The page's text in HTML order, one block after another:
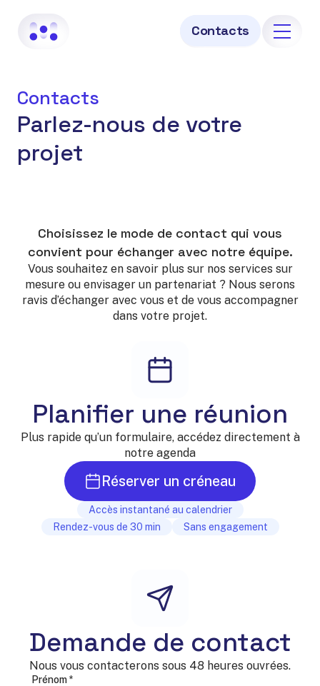
Contacts
Devenir partenaire
À propos
Contacts
Contacts
Parlez-nous de votre
projet
Choisissez le mode de contact qui vous
convient pour échanger avec notre équipe.
Vous souhaitez en savoir plus sur nos services sur
mesure ou envisager un partenariat ? Nous serons
ravis d’échanger avec vous et de vous accompagner
dans votre projet.
Planifier une réunion
Plus rapide qu’un formulaire, accédez directement à
notre agenda
Réserver un créneau
Accès instantané au calendrier
Rendez-vous de 30 min
Sans engagement
Demande de contact
Nous vous contacterons sous 48 heures ouvrées.
Prénom *